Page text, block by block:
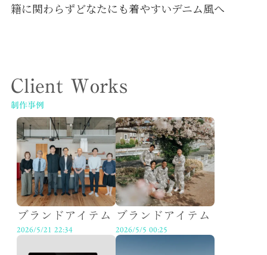
籍に関わらずどなたにも着やすいデニム風へ
Client Works
制作事例
ブランドアイテム
2026/5/21 22:34
ブランドアイテム
2026/5/5 00:25